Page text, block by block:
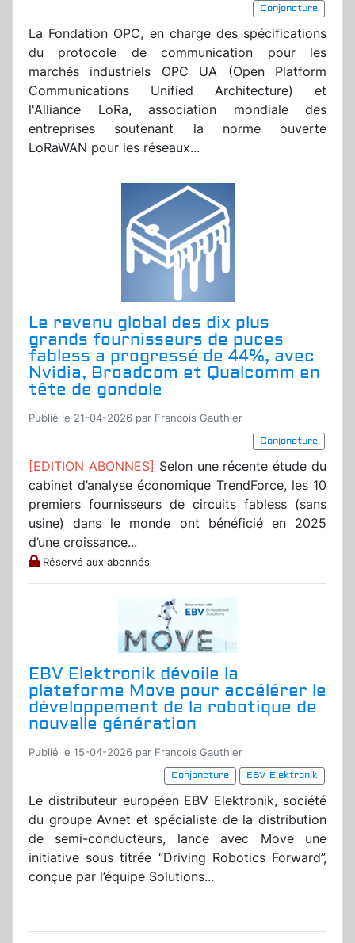
Conjoncture
La Fondation OPC, en charge des spécifications
du protocole de communication pour les
marchés industriels OPC UA (Open Platform
Communications Unified Architecture) et
l'Alliance LoRa, association mondiale des
entreprises soutenant la norme ouverte
LoRaWAN pour les réseaux...
Le revenu global des dix plus
grands fournisseurs de puces
fabless a progressé de 44%, avec
Nvidia, Broadcom et Qualcomm en
tête de gondole
Publié le 21-04-2026 par Francois Gauthier
Conjoncture
[EDITION ABONNES] Selon une récente étude du
cabinet d’analyse économique TrendForce, les 10
premiers fournisseurs de circuits fabless (sans
usine) dans le monde ont bénéficié en 2025
d’une croissance...
Réservé aux abonnés
EBV Elektronik dévoile la
plateforme Move pour accélérer le
développement de la robotique de
nouvelle génération
Publié le 15-04-2026 par Francois Gauthier
Conjoncture
EBV Elektronik
Le distributeur européen EBV Elektronik, société
du groupe Avnet et spécialiste de la distribution
de semi-conducteurs, lance avec Move une
initiative sous titrée “Driving Robotics Forward”,
conçue par l’équipe Solutions...